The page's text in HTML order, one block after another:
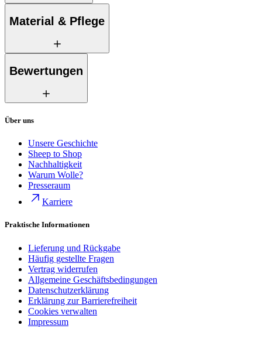
Material & Pflege
Bewertungen
Über uns
Unsere Geschichte
Sheep to Shop
Nachhaltigkeit
Warum Wolle?
Presseraum
Karriere
Praktische Informationen
Lieferung und Rückgabe
Häufig gestellte Fragen
Vertrag widerrufen
Allgemeine Geschäftsbedingungen
Datenschutzerklärung
Erklärung zur Barrierefreiheit
Cookies verwalten
Impressum